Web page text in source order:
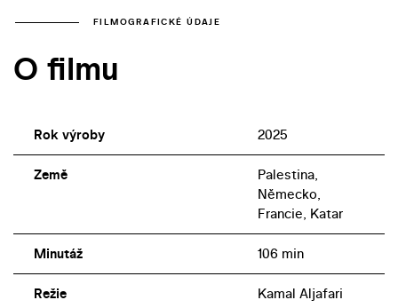
FILMOGRAFICKÉ ÚDAJE
O filmu
Rok výroby 2025
Země
Palestina,
Německo,
Francie, Katar
Minutáž 106 min
Režie Kamal Aljafari